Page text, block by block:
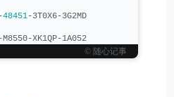
48451-3T0X6-3G2MD
M8550-XK1QP-1A052
© 随心记事